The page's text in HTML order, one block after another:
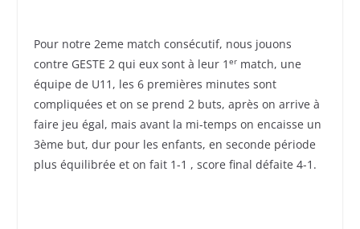
Pour notre 2eme match consécutif, nous jouons
contre GESTE 2 qui eux sont à leur 1er match, une
équipe de U11, les 6 premières minutes sont
compliquées et on se prend 2 buts, après on arrive à
faire jeu égal, mais avant la mi-temps on encaisse un
3ème but, dur pour les enfants, en seconde période
plus équilibrée et on fait 1-1 , score final défaite 4-1.